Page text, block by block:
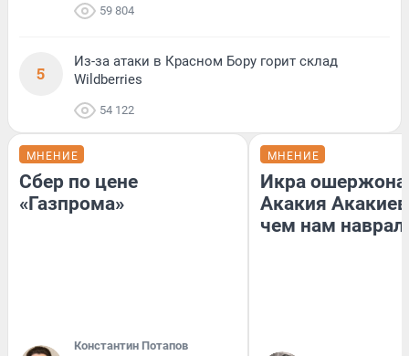
59 804
5
Из-за атаки в Красном Бору горит склад
Wildberries
54 122
МНЕНИЕ
Сбер по цене
«Газпрома»
Константин Потапов
МНЕНИЕ
Икра
Акакия
чем нам